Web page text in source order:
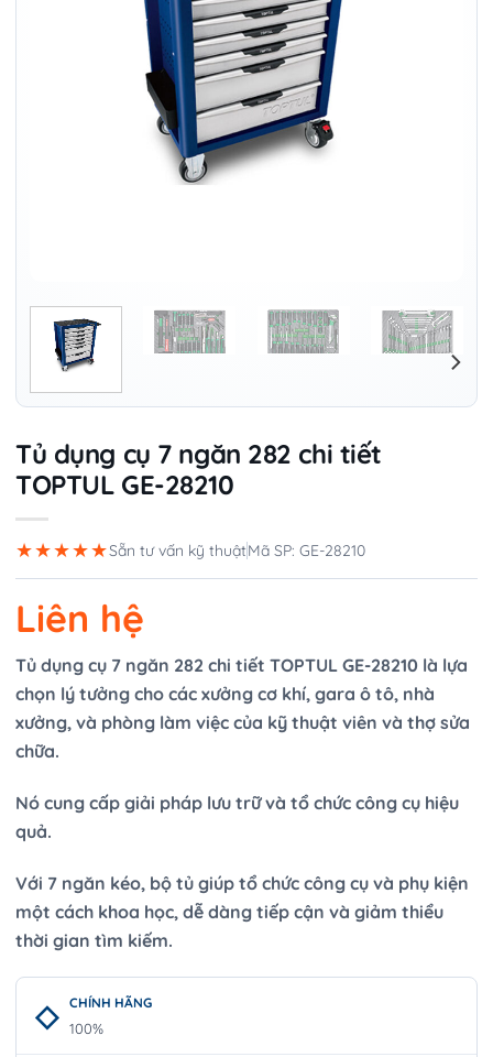
Tủ dụng cụ 7 ngăn 282 chi tiết
TOPTUL GE-28210
★★★★★Sẵn tư vấn kỹ thuậtMã SP: GE-28210
Liên hệ
Tủ dụng cụ 7 ngăn 282 chi tiết TOPTUL GE-28210 là lựa
chọn lý tưởng cho các xưởng cơ khí, gara ô tô, nhà
xưởng, và phòng làm việc của kỹ thuật viên và thợ sửa
chữa.
Nó cung cấp giải pháp lưu trữ và tổ chức công cụ hiệu
quả.
Với 7 ngăn kéo, bộ tủ giúp tổ chức công cụ và phụ kiện
một cách khoa học, dễ dàng tiếp cận và giảm thiểu
thời gian tìm kiếm.
CHÍNH HÃNG
100%